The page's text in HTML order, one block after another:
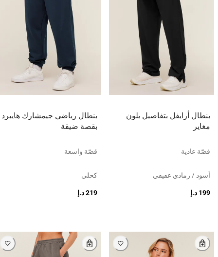
بنطال أرايفل بتفاصيل بلون
مغاير
قصّة عادية
أسود / رمادي عقيقي
199 د.إ
بنطال رياضي جيمشارك هايبرد
بقصة ضيقة
قصّة واسعة
كحلي
219 د.إ